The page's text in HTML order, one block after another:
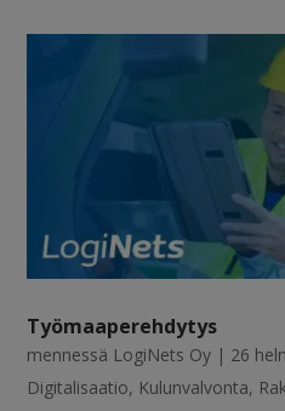
Työmaaperehdytys
mennessä LogiNets Oy | 26
Digitalisaatio, Kulunvalvonta,